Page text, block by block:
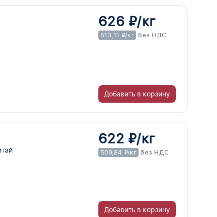
626 ₽/кг
513,11 ₽/кг без НДС
Добавить в корзину
622 ₽/кг
509,84 ₽/кг без НДС
Добавить в корзину